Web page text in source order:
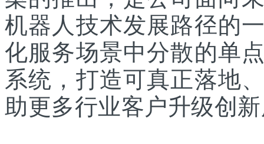
机器人技术发展路径的
化服务场景中分散的单
系统，打造可真正落地
助更多行业客户升级创